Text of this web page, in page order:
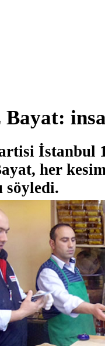
Bayat:
İstanbul
her
söyledi.